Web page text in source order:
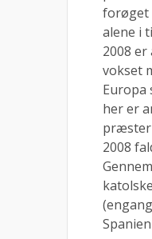
forøget
alene i
2008
vokset
Europa
her er
præster
2008